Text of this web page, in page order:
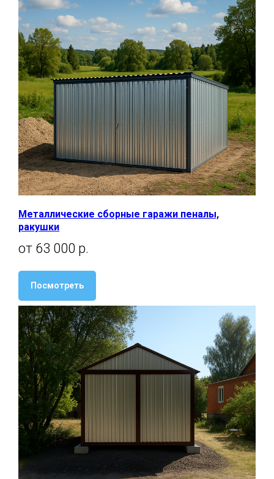
Металлические сборные гаражи пеналы,
ракушки
от 63 000 р.
Посмотреть